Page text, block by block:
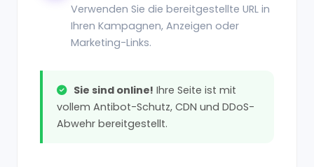
Verwenden Sie die bereitgestellte URL in
Ihren Kampagnen, Anzeigen oder
Marketing-Links.
Sie sind online! Ihre Seite ist mit
vollem Antibot-Schutz, CDN und DDoS-
Abwehr bereitgestellt.